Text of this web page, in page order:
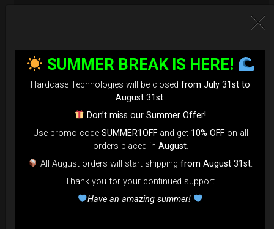
EvaRIM System Protection
SUMMER BREAK IS HERE!
Hardcase Technologies will be closed from July 31st to
August 31st.
Don’t miss our Summer Offer!
Use promo code SUMMER1OFFand get 10% OFFon all
orders placed in August.
All August orders will start shippingfrom August 31st.
Thank you for your continued support.
Have an amazing summer!